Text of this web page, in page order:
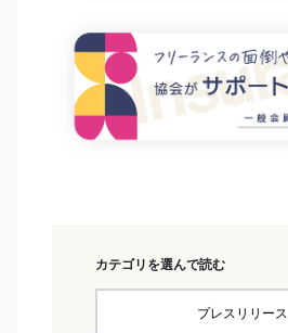
カテゴリを選んで読む
プレスリリース